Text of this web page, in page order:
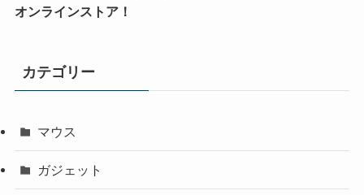
オンラインストア！
カテゴリー
マウス
ガジェット